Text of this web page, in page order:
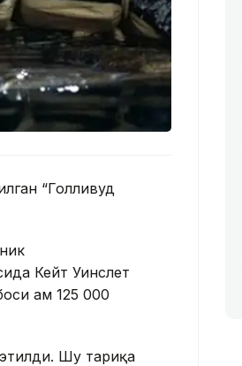
“Голливуд
Кейт Уинслет
ҳам 125 000
Шу тариқа